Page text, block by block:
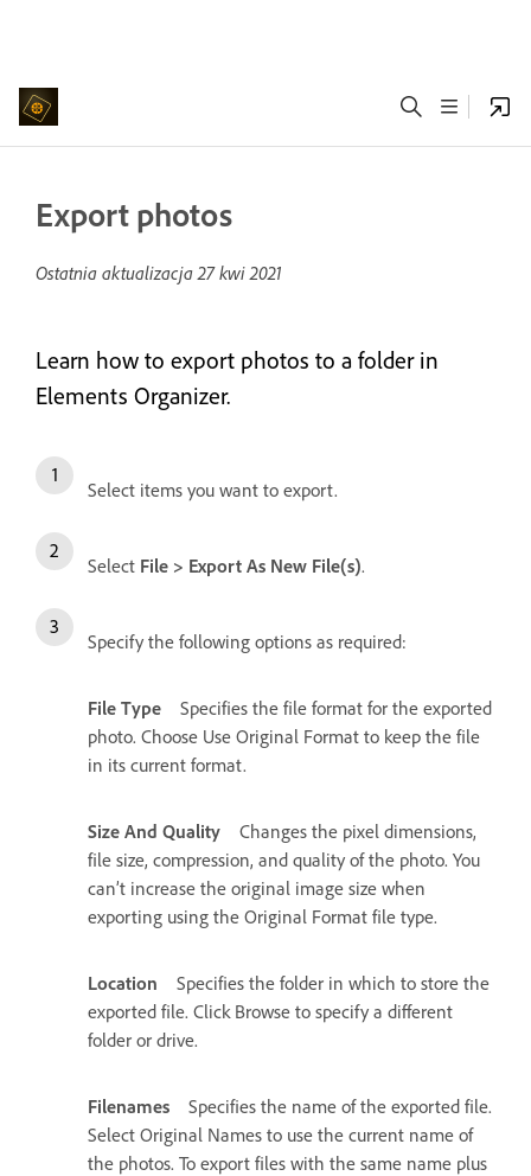
Export photos
Ostatnia aktualizacja27 kwi 2021
Learn how to export photos to a folder in
Elements Organizer.
Select items you want to export.
Select File > Export As New File(s).
Specify the following options as required:
File Type
Specifies the file format for the exported
photo. Choose Use Original Format to keep the file
in its current format.
Size And Quality
Changes the pixel dimensions,
file size, compression, and quality of the photo. You
can’t increase the original image size when
exporting using the Original Format file type.
Location
Specifies the folder in which to store the
exported file. Click Browse to specify a different
folder or drive.
Filenames
Specifies the name of the exported file.
Select Original Names to use the current name of
the photos. To export files with the same name plus